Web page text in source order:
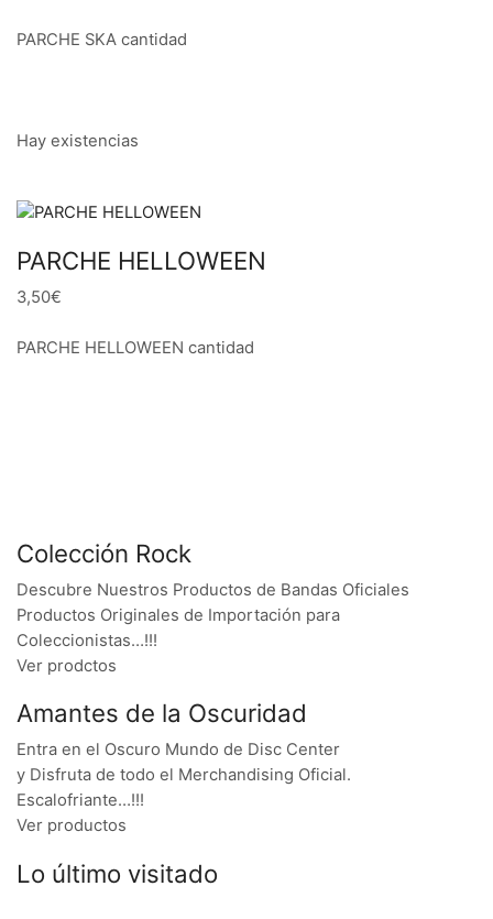
PARCHE SKA cantidad
Hay existencias
PARCHE HELLOWEEN
3,50€
PARCHE HELLOWEEN cantidad
Colección Rock
Descubre Nuestros Productos de Bandas Oficiales
Productos Originales de Importación para
Coleccionistas…!!!
Ver prodctos
Amantes de la Oscuridad
Entra en el Oscuro Mundo de Disc Center
y Disfruta de todo el Merchandising Oficial.
Escalofriante…!!!
Ver productos
Lo último visitado